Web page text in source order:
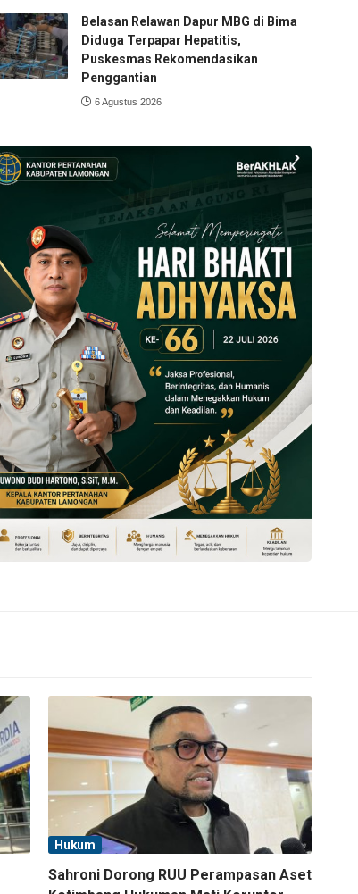
Belasan Relawan Dapur MBG di Bima
Diduga Terpapar Hepatitis,
Puskesmas Rekomendasikan
Penggantian
6 Agustus 2026
Hukum
Sahroni Dorong RUU Perampasan Aset